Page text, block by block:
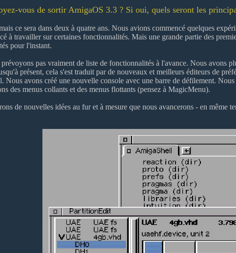
vous de sortir AmigaOS 3.3 ? Si oui, quels seront les
ce sera dans deux à quatre ans. Nous avions commencé quelques
à travailler sur certaines fonctionnalités. Mais une grande partie des
pour l'instant.
pas vraiment de liste de fonctionnalités à l'avance. Nous avons
présent, cela s'est traduit par de nouveaux et meilleurs éditeurs de
Nous avons créé une nouvelle console avec une barre de défilement.
des menus collants et des menus flottants (pensez à MagicMenu).
de nouvelles idées au fur et à mesure que nous avancerons - en